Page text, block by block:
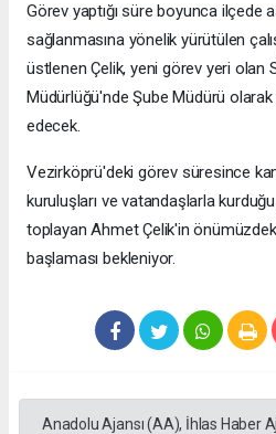
Görev yaptığı süre boyunca ilçede
sağlanmasına yönelik yürütülen
üstlenen Çelik, yeni görev yeri olan
Müdürlüğü'nde Şube Müdürü
edecek.
Vezirköprü'deki görev süresince
kuruluşları ve vatandaşlarla
toplayan Ahmet Çelik'in
başlaması bekleniyor.
Anadolu Ajansı (AA), İhlas Haber